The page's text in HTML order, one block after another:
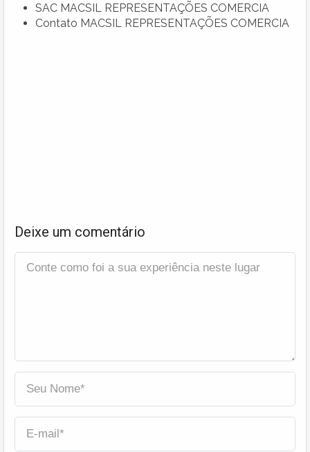
SAC MACSIL REPRESENTAÇÕES COMERCIA
Contato MACSIL REPRESENTAÇÕES COMERCIA
Deixe um comentário